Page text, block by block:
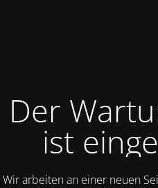
Der
ist
Wir arbeiten an einer neuen